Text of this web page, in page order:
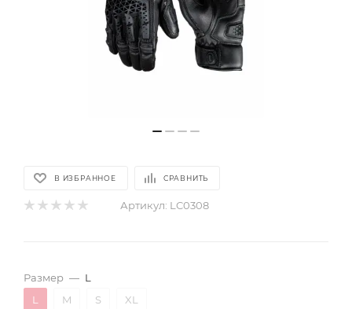
В ИЗБРАННОЕ СРАВНИТЬ
Артикул: LC0308
Размер — L
L
M S XL